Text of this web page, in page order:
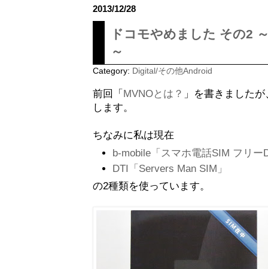
2013/12/28
ドコモやめました その2
～
Category: Digital/その他Android
前回「 MVNOとは？ 」を書きました
します。
ちなみに私は現在
b-mobile「スマホ電話SIM フリー
DTI「Servers Man SIM」
の2種類を使っています。